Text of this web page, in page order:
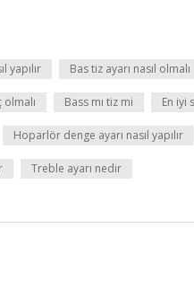
yapılır Bas tiz ayarı nasıl olmalı
olmalı Bass mı tiz mi En iyi
Hoparlör denge ayarı nasıl yapılır
Treble ayarı nedir